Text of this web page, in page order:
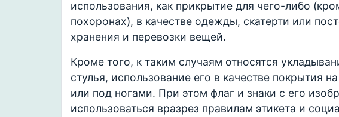
использования, как прикрытие для чего-либо
похоронах), в качестве одежды, скатерти или
хранения и перевозки вещей.
Кроме того, к таким случаям относятся
стулья, использование его в качестве покрытия
или под ногами. При этом флаг и знаки с его
использоваться вразрез правилам этикета и